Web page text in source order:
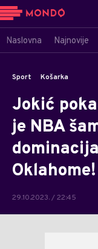
Naslovna Najnovije
Sport Košarka
Jokić
je NBA
Oklahome!
29.10.2023. / 22:45